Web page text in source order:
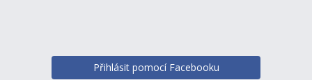
Přihlásit pomocí Facebooku